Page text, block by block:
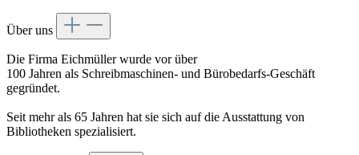
Über uns
Die Firma Eichmüller wurde vor über
100 Jahren als Schreibmaschinen- und Bürobedarfs-Geschäft
gegründet.
Seit mehr als 65 Jahren hat sie sich auf die Ausstattung von
Bibliotheken spezialisiert.